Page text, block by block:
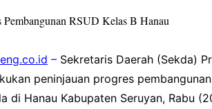
DPRD Kapuas
DPRD Kotawaringin Barat
DPRD Kotawaringin Timur
– Sekretaris Daerah (Sekda)
peninjauan progres
di Hanau Kabupaten Seruyan, Rabu